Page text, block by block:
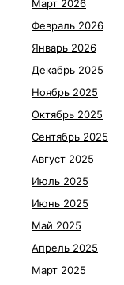
Март 2026
Февраль 2026
Январь 2026
Декабрь 2025
Ноябрь 2025
Октябрь 2025
Сентябрь 2025
Август 2025
Июль 2025
Июнь 2025
Май 2025
Апрель 2025
Март 2025